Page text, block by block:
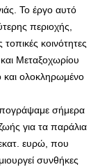
Το έργο αυτό
περιοχής,
κοινότητες
Μεταξοχωρίου
και ολοκληρωμένο
σήμερα
για τα παράλια
ευρώ, που
συνθήκες